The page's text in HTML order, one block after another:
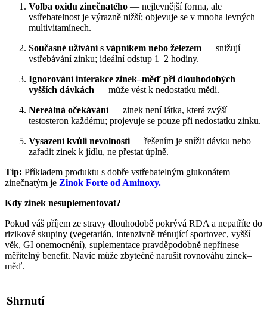
Volba oxidu zinečnatého — nejlevnější forma, ale
vstřebatelnost je výrazně nižší; objevuje se v mnoha levných
multivitamínech.
Současné užívání s vápníkem nebo železem — snižují
vstřebávání zinku; ideální odstup 1–2 hodiny.
Ignorování interakce zinek–měď při dlouhodobých
vyšších dávkách — může vést k nedostatku mědi.
Nereálná očekávání— zinek není látka, která zvýší
testosteron každému; projevuje se pouze při nedostatku zinku.
Vysazení kvůli nevolnosti — řešením je snížit dávku nebo
zařadit zinek k jídlu, ne přestat úplně.
Tip: Příkladem produktu s dobře vstřebatelným glukonátem
zinečnatým je Zinok Forte od Aminoxy.
Kdy zinek nesuplementovat?
Pokud váš příjem ze stravy dlouhodobě pokrývá RDA a nepatříte do
rizikové skupiny (vegetarián, intenzivně trénující sportovec, vyšší
věk, GI onemocnění), suplementace pravděpodobně nepřinese
měřitelný benefit. Navíc může zbytečně narušit rovnováhu zinek–
měď.
Shrnutí